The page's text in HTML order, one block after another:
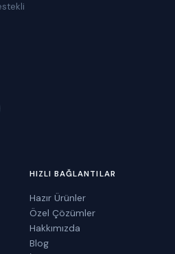
HIZLI BAĞLANTILAR
Hazır Ürünler
Özel Çözümler
Hakkımızda
Blog